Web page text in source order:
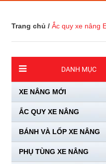
Trang chủ / Ắc quy xe nâng
DANH MỤC
XE NÂNG MỚI
ẮC QUY XE NÂNG
BÁNH VÀ LỐP XE NÂNG
PHỤ TÙNG XE NÂNG